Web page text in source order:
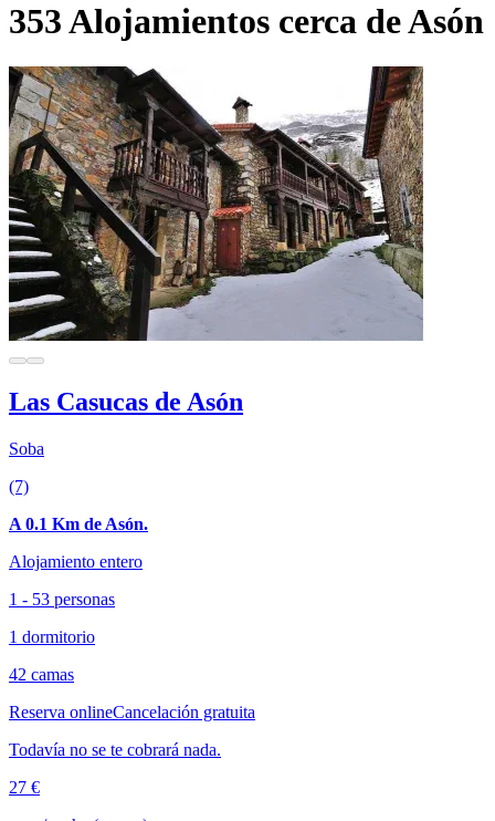
353 Alojamientos cerca de Asón
Las Casucas de Asón
Soba
(7)
A 0.1 Km de Asón.
Alojamiento entero
1 - 53 personas
1 dormitorio
42 camas
Reserva onlineCancelación gratuita
Todavía no se te cobrará nada.
27 €